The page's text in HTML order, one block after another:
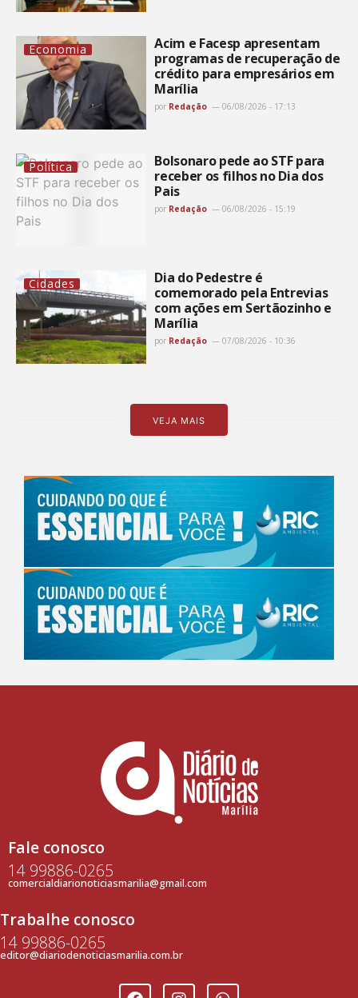
Economia
Acim e Facesp apresentam
programas de recuperação de
crédito para empresários em
Marília
por Redação 06/08/2026 - 17:13
Política
Bolsonaro pede ao STF para
receber os filhos no Dia dos
Pais
por Redação 06/08/2026 - 15:19
Cidades
Dia do Pedestre é
comemorado pela Entrevias
com ações em Sertãozinho e
Marília
por Redação 07/08/2026 - 10:36
VEJA MAIS
Fale conosco
14 99886-0265
comercialdiarionoticiasmarilia@gmail.com
Trabalhe conosco
14 99886-0265
editor@diariodenoticiasmarilia.com.br